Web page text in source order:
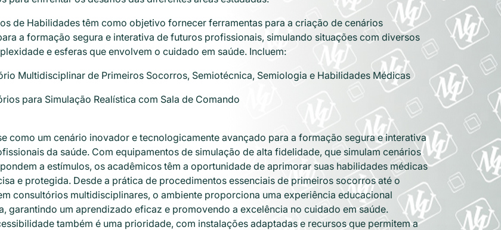
de Habilidades têm como objetivo fornecer ferramentas para a criação de cenários
a formação segura e interativa de futuros profissionais, simulando situações com diversos
e esferas que envolvem o cuidado em saúde. Incluem:
Multidisciplinar de Primeiros Socorros, Semiotécnica, Semiologia e Habilidades Médicas
para Simulação Realística com Sala de Comando
como um cenário inovador e tecnologicamente avançado para a formação segura e interativa
da saúde. Com equipamentos de simulação de alta fidelidade, que simulam cenários
a estímulos, os acadêmicos têm a oportunidade de aprimorar suas habilidades médicas
e protegida. Desde a prática de procedimentos essenciais de primeiros socorros até o
consultórios multidisciplinares, o ambiente proporciona uma experiência educacional
garantindo um aprendizado eficaz e promovendo a excelência no cuidado em saúde.
também é uma prioridade, com instalações adaptadas e recursos que permitem a